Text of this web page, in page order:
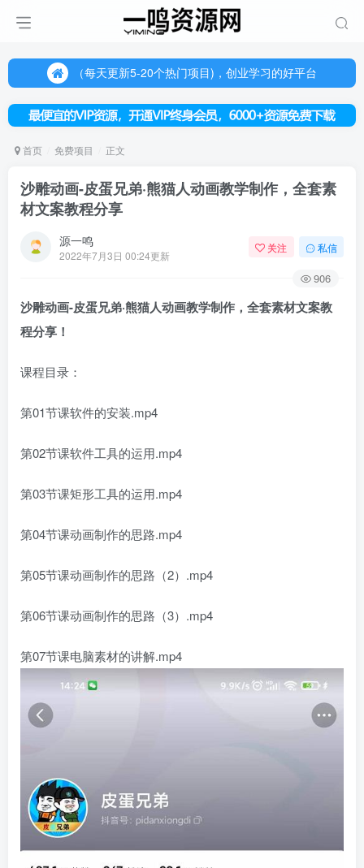
（每天更新5-20个热门项目)，创业学习的好平台
（每天更新5-20个热门项目)，创业学习的好平台
欢迎访问一鸣资源网，本站汇集数千网创课程和项目
首页 免费项目 正文
沙雕动画-皮蛋兄弟·熊猫人动画教学制作，全套素
材文案教程分享
源一鸣
2022年7月3日 00:24更新
关注 私信
906
沙雕动画-皮蛋兄弟·熊猫人动画教学制作 ，全套素材文案教
程分享！
课程目录：
第01节课软件的安装.mp4
第02节课软件工具的运用.mp4
第03节课矩形工具的运用.mp4
第04节课动画制作的思路.mp4
第05节课动画制作的思路（2）.mp4
第06节课动画制作的思路（3）.mp4
第07节课电脑素材的讲解.mp4